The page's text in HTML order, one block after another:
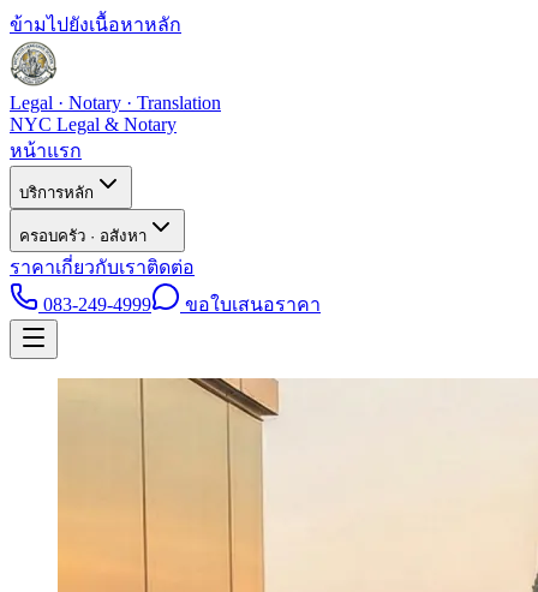
ข้ามไปยังเนื้อหาหลัก
Legal · Notary · Translation
NYC Legal & Notary
หน้าแรก
บริการหลัก
ครอบครัว · อสังหา
ราคาเกี่ยวกับเราติดต่อ
083-249-4999
ขอใบเสนอราคา